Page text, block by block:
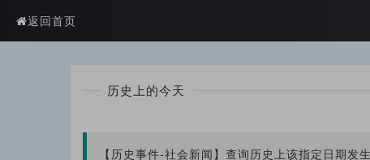
返回首页
历史上的今天
【历史事件-社会新闻】查询历史上该指定日期